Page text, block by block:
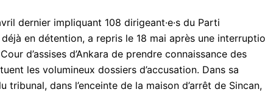
dernier impliquant 108 dirigeant·e·s du Parti
en détention, a repris le 18 mai après une
d’assises d’Ankara de prendre connaissance des
les volumineux dossiers d’accusation. Dans sa
dans l’enceinte de la maison d’arrêt de Sincan,